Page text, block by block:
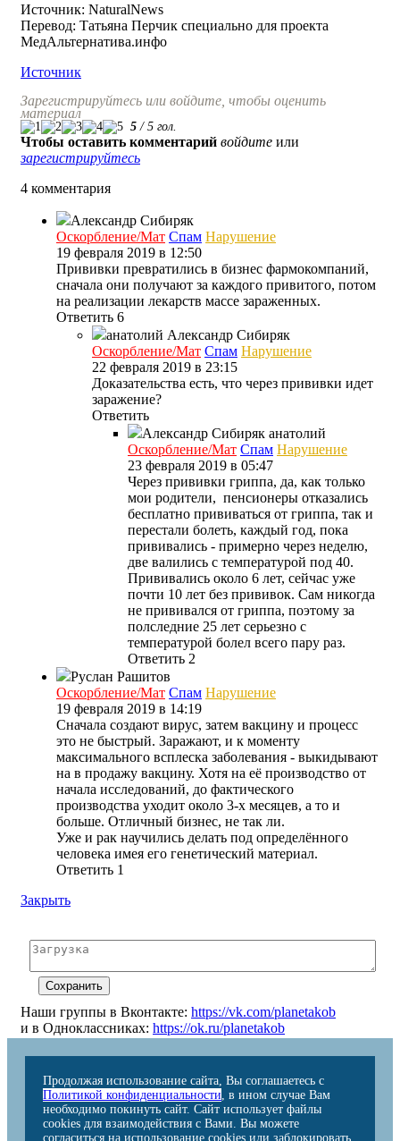
Источник: NaturalNews
Перевод: Татьяна Перчик специально для проекта
МедАльтернатива.инфо
Источник
Зарегистрируйтесь или войдите, чтобы оценить
материал
5 / 5 гол.
Чтобы оставить комментарий войдите или
зарегистрируйтесь
4 комментария
Александр Сибиряк
Оскорбление/Мат Спам Нарушение
19 февраля 2019 в 12:50
Прививки превратились в бизнес фармокомпаний,
сначала они получают за каждого привитого, потом
на реализации лекарств массе зараженных.
Ответить 6
анатолий Александр Сибиряк
Оскорбление/Мат Спам Нарушение
22 февраля 2019 в 23:15
Доказательства есть, что через прививки идет
заражение?
Ответить
Александр Сибиряк анатолий
Оскорбление/Мат Спам Нарушение
23 февраля 2019 в 05:47
Через прививки гриппа, да, как только
мои родители, пенсионеры отказались
бесплатно прививаться от гриппа, так и
перестали болеть, каждый год, пока
прививались - примерно через неделю,
две валились с температурой под 40.
Прививались около 6 лет, сейчас уже
почти 10 лет без прививок. Сам никогда
не прививался от гриппа, поэтому за
полследние 25 лет серьезно с
температурой болел всего пару раз.
Ответить 2
Руслан Рашитов
Оскорбление/Мат Спам Нарушение
19 февраля 2019 в 14:19
Сначала создают вирус, затем вакцину и процесс
это не быстрый. Заражают, и к моменту
максимального всплеска заболевания - выкидывают
на в продажу вакцину. Хотя на её производство от
начала исследований, до фактического
производства уходит около 3-х месяцев, а то и
больше. Отличный бизнес, не так ли.
Уже и рак научились делать под определённого
человека имея его генетический материал.
Ответить 1
Закрыть
Наши группы в Вконтакте: https://vk.com/planetakob
и в Одноклассниках: https://ok.ru/planetakob
Продолжая использование сайта, Вы соглашаетесь с
Политикой конфиденциальности , в ином случае Вам
необходимо покинуть сайт. Сайт использует файлы
cookies для взаимодействия с Вами. Вы можете
согласиться на использование cookies или заблокировать